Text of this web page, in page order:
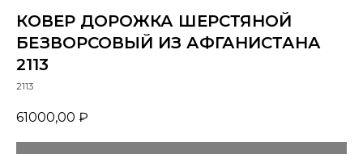
КОВЕР ДОРОЖКА ШЕРСТЯНОЙ
БЕЗВОРСОВЫЙ ИЗ АФГАНИСТАНА
2113
2113
61000,00 ₽